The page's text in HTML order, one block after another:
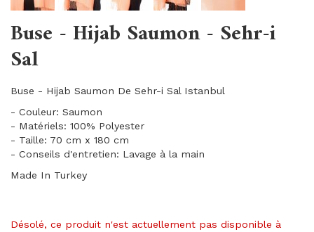
Buse - Hijab Saumon - Sehr-i
Sal
Buse - Hijab Saumon De Sehr-i Sal Istanbul
- Couleur: Saumon
- Matériels: 100% Polyester
- Taille: 70 cm x 180 cm
- Conseils d'entretien: Lavage à la main
Made In Turkey
Désolé, ce produit n'est actuellement pas disponible à